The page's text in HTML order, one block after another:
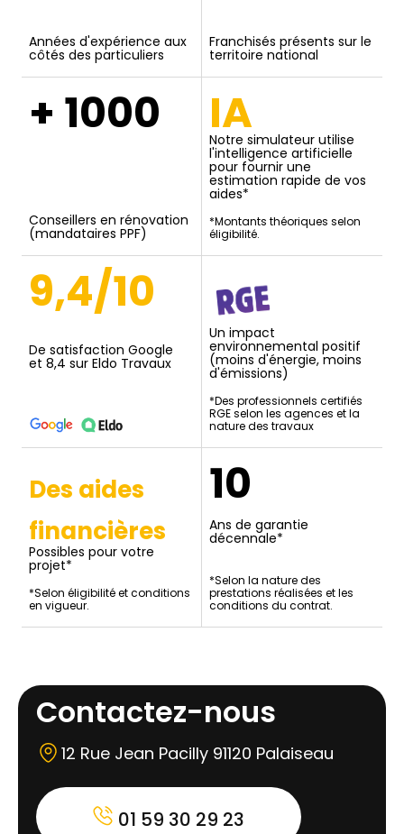
Années d'expérience aux
côtés des particuliers
Franchisés présents sur le
territoire national
+ 1000
Conseillers en rénovation
(mandataires PPF)
IA
Notre simulateur utilise
l'intelligence artificielle
pour fournir une
estimation rapide de vos
aides*
*Montants théoriques selon
éligibilité.
9,4/10
De satisfaction Google
et 8,4 sur Eldo Travaux
Un impact
environnemental positif
(moins d'énergie, moins
d'émissions)
*Des professionnels certifiés
RGE selon les agences et la
nature des travaux
Des aides
financières
Possibles pour votre
projet*
*Selon éligibilité et conditions
en vigueur.
10
Ans de garantie
décennale*
*Selon la nature des
prestations réalisées et les
conditions du contrat.
Contactez-nous
12 Rue Jean Pacilly 91120 Palaiseau
01 59 30 29 23